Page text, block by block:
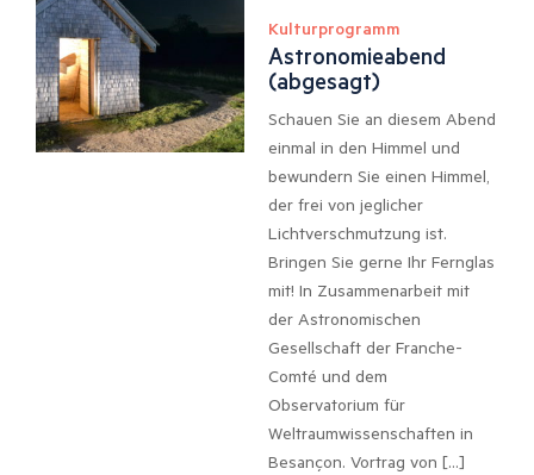
Kulturprogramm
Astronomieabend
(abgesagt)
Schauen Sie an diesem Abend
einmal in den Himmel und
bewundern Sie einen Himmel,
der frei von jeglicher
Lichtverschmutzung ist.
Bringen Sie gerne Ihr Fernglas
mit! In Zusammenarbeit mit
der Astronomischen
Gesellschaft der Franche-
Comté und dem
Observatorium für
Weltraumwissenschaften in
Besançon. Vortrag von […]